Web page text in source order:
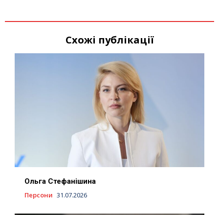
Схожі публікації
Ольга Стефанішина
Персони 31.07.2026